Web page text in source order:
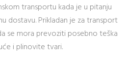
transportu kada je u pitanju
dostavu. Prikladan je za transport
se mora prevoziti posebno teška
i plinovite tvari.